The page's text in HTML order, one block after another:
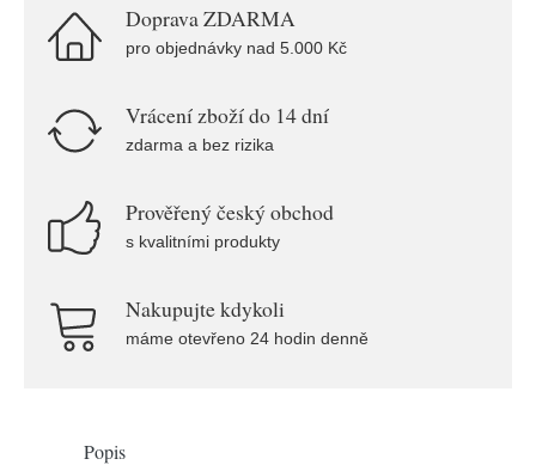
Doprava ZDARMA
pro objednávky nad 5.000 Kč
Vrácení zboží do 14 dní
zdarma a bez rizika
Prověřený český obchod
s kvalitními produkty
Nakupujte kdykoli
máme otevřeno 24 hodin denně
Popis